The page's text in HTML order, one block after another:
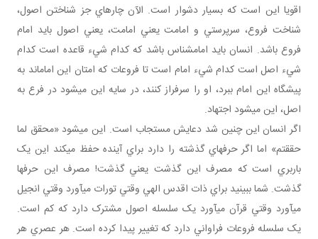
اقويا اين است که بسيار دشوار است. الآن چاره اي جز شناختن اصول،
شناخت فروع، سرپرستي و امامت يعني امامت، يعني اصول بايد امام
فروع باشد. انسان بايد امام شناس باشد که کدام شيء قاعده است کدام
شيء اصل است کدام شيء امام است تا فروعات که امتان اين امام اند به
پيشگاه اين امام ببرد، او را سرفراز کنند، در سايه اين مي شود در فرع به
اصل، اين مي شود اجتهاد.
اگر انسان اين چنين شد دعايش مستجاب است. اين مي شود «محقق لما
حققتم» اما اگر حرف هاي گذشته را دارد براي آينده حفظ مي کند اين يک
باربري است که مصرف اين گذشت يعني گذشت! مصرف اين حرف ها
گذشت. شما ببينيد براي ذات اقدس الهي وقتي تورات مي آورد وقتي انجيل
مي آورد وقتي قرآن مي آورد يک سلسله اصول مشترک دارد که کم است.
يک سلسله فروعات فراواني دارد که تغيير پيدا کرده است. هر عصري هر